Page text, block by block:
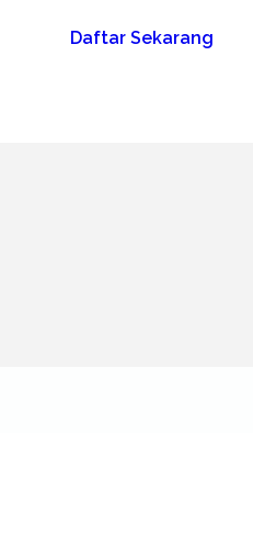
Daftar Sekarang